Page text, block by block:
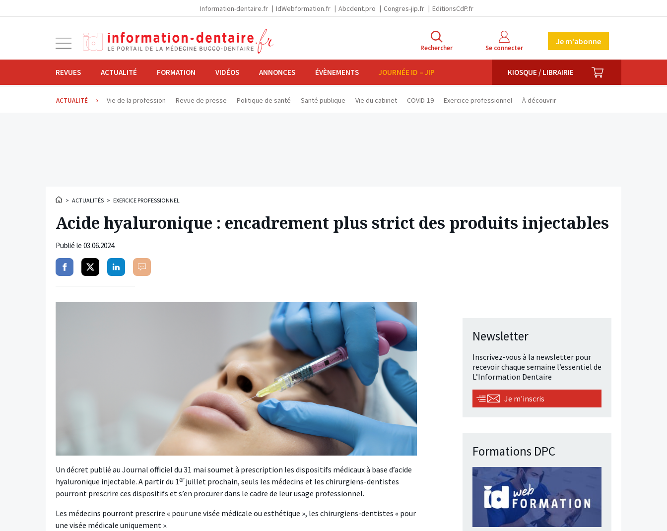
Information-dentaire.fr IdWebformation.fr Abcdent.pro Congres-jip.fr EditionsCdP.fr
navigation
Rechercher Se connecter
Je m'abonne
REVUES ACTUALITÉ FORMATION VIDÉOS ANNONCES ÉVÈNEMENTS JOURNÉE ID – JIP KIOSQUE / LIBRAIRIE PANIER
ACTUALITÉ Vie de la profession Revue de presse Politique de santé Santé publique Vie du cabinet COVID-19 Exercice professionnel À découvrir
> ACTUALITÉS > EXERCICE PROFESSIONNEL
Acide hyaluronique : encadrement plus strict des produits injectables
Publié le 03.06.2024.
PartagerPartagerPartagerCommenter
Un décret publié au Journal officiel du 31 mai soumet à prescription les dispositifs médicaux à base d’acide
hyaluronique injectable. A partir du 1erjuillet prochain, seuls les médecins et les chirurgiens-dentistes
pourront prescrire ces dispositifs et s’en procurer dans le cadre de leur usage professionnel.
Les médecins pourront prescrire « pour une visée médicale ou esthétique », les chirurgiens-dentistes « pour
une visée médicale uniquement ».
Newsletter
Inscrivez-vous à la newsletter pour
recevoir chaque semaine l’essentiel de
L’Information Dentaire
Je m'inscris
Formations DPC